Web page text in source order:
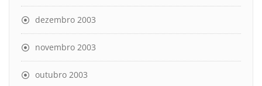
dezembro 2003
novembro 2003
outubro 2003